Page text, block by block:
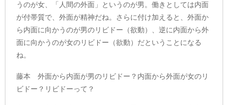
うのが女、「人間の外面」というのが男。働きとしては内面
が付帯質で、外面が精神だね。さらに付け加えると、外面か
ら内面に向かうのが男のリビドー（欲動）、逆に内面から外
面に向かうのが女のリビドー（欲動）だということになる
ね。
藤本 外面から内面が男のリビドー？内面から外面が女のリ
ビドー？リビドーって？